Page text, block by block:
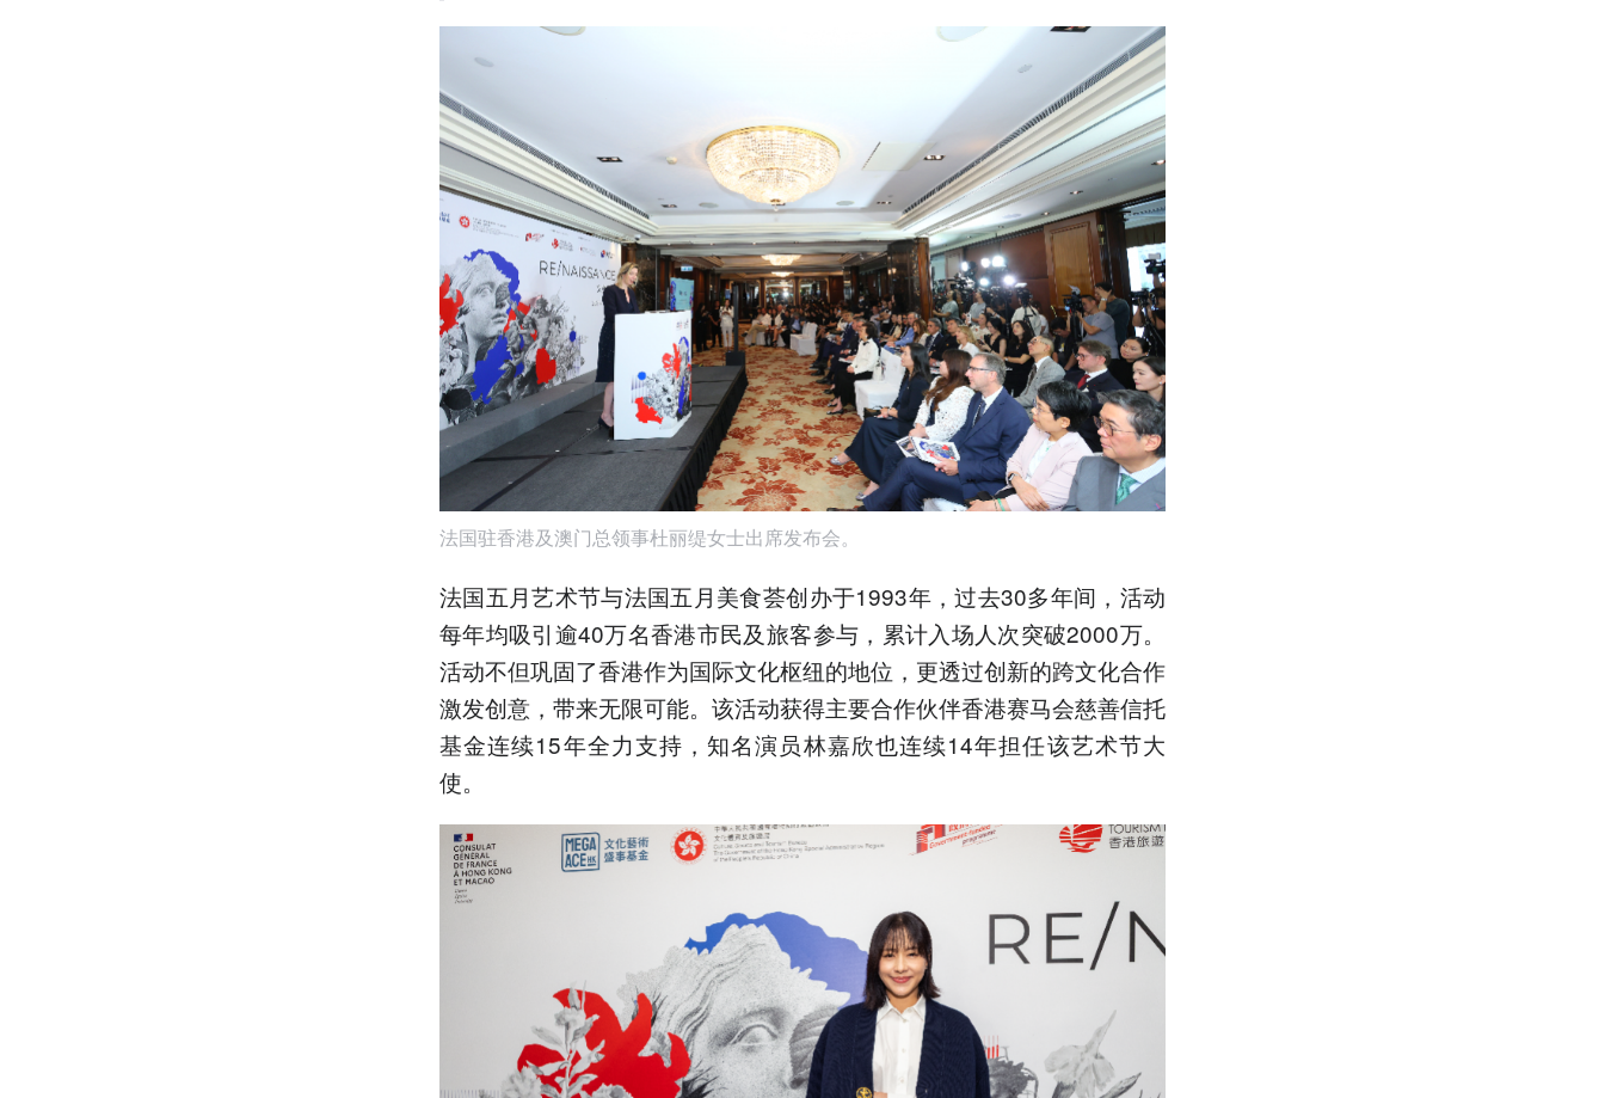
法国驻香港及澳门总领事杜丽缇女士出席发布会。
法国五月艺术节与法国五月美食荟创办于1993年，过去30多年间，活动
每年均吸引逾40万名香港市民及旅客参与，累计入场人次突破2000万。
活动不但巩固了香港作为国际文化枢纽的地位，更透过创新的跨文化合作
激发创意，带来无限可能。该活动获得主要合作伙伴香港赛马会慈善信托
基金连续15年全力支持，知名演员林嘉欣也连续14年担任该艺术节大
使。